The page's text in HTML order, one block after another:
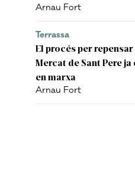
Arnau Fort
Terrassa
El procés per repensar
Mercat de Sant Pere ja
en marxa
Arnau Fort